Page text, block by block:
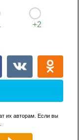
+2
их авторам. Если вы